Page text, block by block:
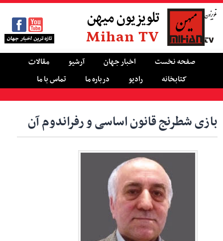
تلویزیون میهن
Mihan TV
صفحه نخست اخبار جهان آرشیو
مقالات
کتابخانه
رادیو درباره ما تماس با ما
بازی شطرنج قانون اساسی و رفراندوم آن